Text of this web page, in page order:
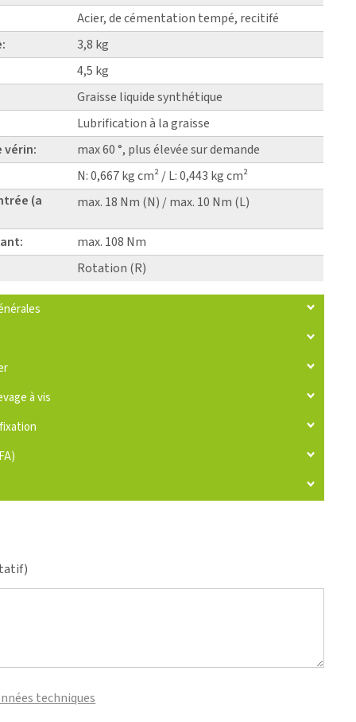
Acier, de cémentation tempé, recitifé
3,8 kg
4,5 kg
Graisse liquide synthétique
Lubrification à la graisse
vérin:
max 60 °, plus élevée sur demande
N: 0,667 kg cm² / L: 0,443 kg cm²
(a
max. 18 Nm (N) / max. 10 Nm (L)
max. 108 Nm
Rotation (R)
à vis
techniques